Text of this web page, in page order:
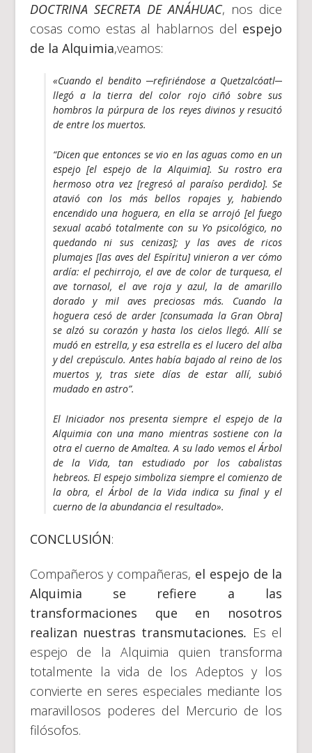
DOCTRINA SECRETA DE ANÁHUAC, nos dice
cosas como estas al hablarnos del espejo
de la Alquimia,veamos:
«Cuando el bendito ─refiriéndose a Quetzalcóatl─
llegó a la tierra del color rojo ciñó sobre sus
hombros la púrpura de los reyes divinos y resucitó
de entre los muertos.
“Dicen que entonces se vio en las aguas como en un
espejo [el espejo de la Alquimia]. Su rostro era
hermoso otra vez [regresó al paraíso perdido]. Se
atavió con los más bellos ropajes y, habiendo
encendido una hoguera, en ella se arrojó [el fuego
sexual acabó totalmente con su Yo psicológico, no
quedando ni sus cenizas]; y las aves de ricos
plumajes [las aves del Espíritu] vinieron a ver cómo
ardía: el pechirrojo, el ave de color de turquesa, el
ave tornasol, el ave roja y azul, la de amarillo
dorado y mil aves preciosas más. Cuando la
hoguera cesó de arder [consumada la Gran Obra]
se alzó su corazón y hasta los cielos llegó. Allí se
mudó en estrella, y esa estrella es el lucero del alba
y del crepúsculo. Antes había bajado al reino de los
muertos y, tras siete días de estar allí, subió
mudado en astro”.
El Iniciador nos presenta siempre el espejo de la
Alquimiacon una mano mientras sostiene con la
otra el cuerno de Amaltea. A su lado vemos el Árbol
de la Vida, tan estudiado por los cabalistas
hebreos. Elespejo simboliza siempre el comienzo de
la obra, el Árbol de la Vida indica su final y el
cuerno de la abundancia el resultado».
CONCLUSIÓN:
Compañeros y compañeras, el espejo de la
Alquimia se refiere a las
transformaciones que en nosotros
realizan nuestras transmutaciones. Es el
espejo de la Alquimia quien transforma
totalmente la vida de los Adeptos y los
convierte en seres especiales mediante los
maravillosos poderes del Mercurio de los
filósofos.